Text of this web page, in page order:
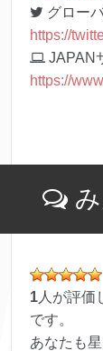
グロー
https://
JAPAN
https://
1 人が評価
です。
あなたも